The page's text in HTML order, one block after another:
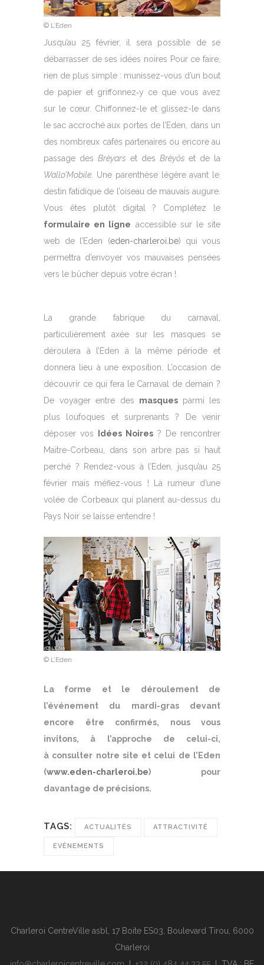
© L’Eden
Jusqu’au 25 février, il sera possible de se
débarrasser de ses idées noires Pour ce faire,
rien de plus simple : munissez-vous d’un bout
de papier et griffonnez‑y ce que vous avez
sur le cœur. Chiffonnez-le et glissez-le dans
le sac accroché aux portes de l’Eden, dans un
des nombreux cafés partenaires ou encore au
passage des Brèyars et des Brèyôs et de la
Wallo’Mobile . Une parenthèse légère avant le
destin fatidique de l’oiseau de mauvais augure.
Vous êtes plutôt digital ? Complétez le
formulaire en ligne accessible sur le site
web de l’Eden (eden​-charleroi​.be) qui vous
permettra d’envoyer vos mauvaises pensées
vers le bûcher depuis votre écran !
La grande fabrique du carnaval,
particulièrement axée sur les masques se
déroulera à l’Eden à la même période et
donnera lieu à une exposition. L’occasion de
découvrir ce qui fera le Carnaval de demain ?
De voyager entre des masques parmi les
plus loufoques et surprenants ? De venir
déposer vos
Idées Noires ? De rencontrer
Maitre-Corbeau, dans son arbre pas si haut
perché ? Rendez-vous à l’Eden, jusqu’au 25
février mais méfiez-vous ! La rumeur d’une
volée de Corbeaux qui planent au-dessus du
Pays Noir se laisse entendre !
© L’Eden
La forme et le déroulement de
l’événement du mardi-gras devant
encore être confirmés, nous vous
invitons, à l’approche de celui-ci,
à consulter notre site et celui de l’Eden
(www​.eden​-charleroi​.be) pour
davantage de précisions.
TAGS: ACTUALITÉS ATTRACTIVITÉ
EVÉNEMENTS
Charleroi CentreVille asbl, 17 Boite ES03, Boulevard Tirou, 6000
Charleroi